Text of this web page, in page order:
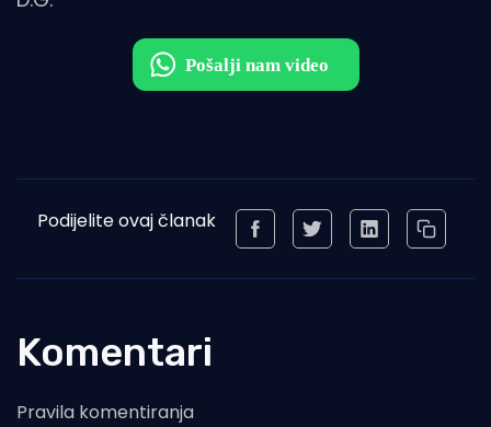
Podijelite ovaj članak
Komentari
Pravila komentiranja